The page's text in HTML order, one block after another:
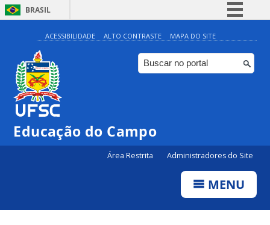
BRASIL
Simplifique!
Comunica BR
Participe
ACESSIBILIDADE ALTO CONTRASTE MAPA DO SITE
Educação do Campo
Área Restrita Administradores do Site
MENU